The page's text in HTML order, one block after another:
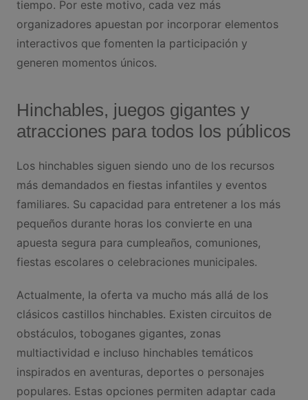
tiempo. Por este motivo, cada vez más
organizadores apuestan por incorporar elementos
interactivos que fomenten la participación y
generen momentos únicos.
Hinchables, juegos gigantes y
atracciones para todos los públicos
Los hinchables siguen siendo uno de los recursos
más demandados en fiestas infantiles y eventos
familiares. Su capacidad para entretener a los más
pequeños durante horas los convierte en una
apuesta segura para cumpleaños, comuniones,
fiestas escolares o celebraciones municipales.
Actualmente, la oferta va mucho más allá de los
clásicos castillos hinchables. Existen circuitos de
obstáculos, toboganes gigantes, zonas
multiactividad e incluso hinchables temáticos
inspirados en aventuras, deportes o personajes
populares. Estas opciones permiten adaptar cada